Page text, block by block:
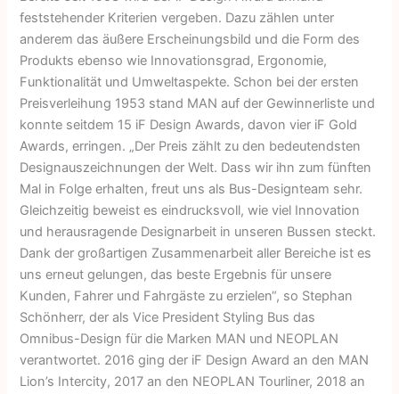
feststehender Kriterien vergeben. Dazu zählen unter
anderem das äußere Erscheinungsbild und die Form des
Produkts ebenso wie Innovationsgrad, Ergonomie,
Funktionalität und Umweltaspekte. Schon bei der ersten
Preisverleihung 1953 stand MAN auf der Gewinnerliste und
konnte seitdem 15 iF Design Awards, davon vier iF Gold
Awards, erringen. „Der Preis zählt zu den bedeutendsten
Designauszeichnungen der Welt. Dass wir ihn zum fünften
Mal in Folge erhalten, freut uns als Bus-Designteam sehr.
Gleichzeitig beweist es eindrucksvoll, wie viel Innovation
und herausragende Designarbeit in unseren Bussen steckt.
Dank der großartigen Zusammenarbeit aller Bereiche ist es
uns erneut gelungen, das beste Ergebnis für unsere
Kunden, Fahrer und Fahrgäste zu erzielen“, so Stephan
Schönherr, der als Vice President Styling Bus das
Omnibus-Design für die Marken MAN und NEOPLAN
verantwortet. 2016 ging der iF Design Award an den MAN
Lion’s Intercity, 2017 an den NEOPLAN Tourliner, 2018 an